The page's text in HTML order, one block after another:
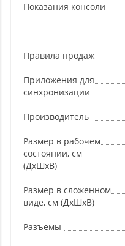
Показания консоли
Правила продаж
Приложения для
синхронизации
Производитель
Размер в рабочем
состоянии, см
(ДхШхВ)
Размер в сложенном
виде, см (ДхШхВ)
Разъемы